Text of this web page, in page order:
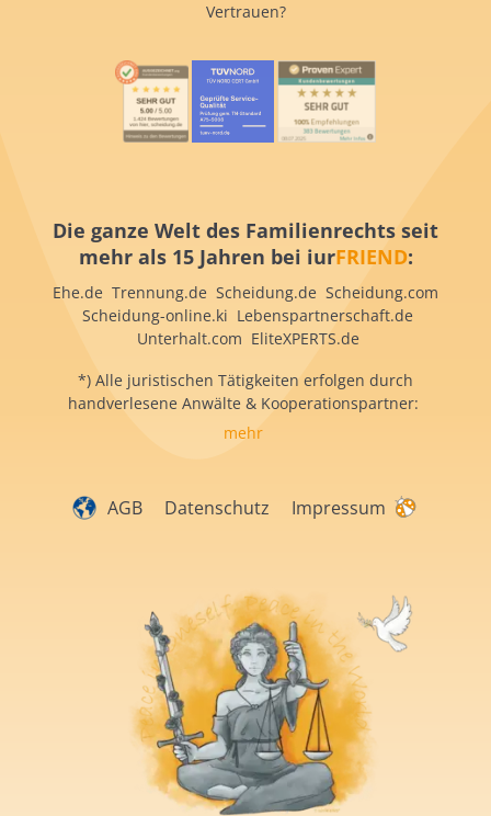
Vertrauen?
Die ganze Welt des Familienrechts seit
mehr als 15 Jahren bei iurFRIEND:
Ehe.de Trennung.de Scheidung.de Scheidung.com
Scheidung-online.ki Lebenspartnerschaft.de
Unterhalt.com EliteXPERTS.de
*) Alle juristischen Tätigkeiten erfolgen durch
handverlesene Anwälte & Kooperationspartner:
mehr
AGB Datenschutz Impressum